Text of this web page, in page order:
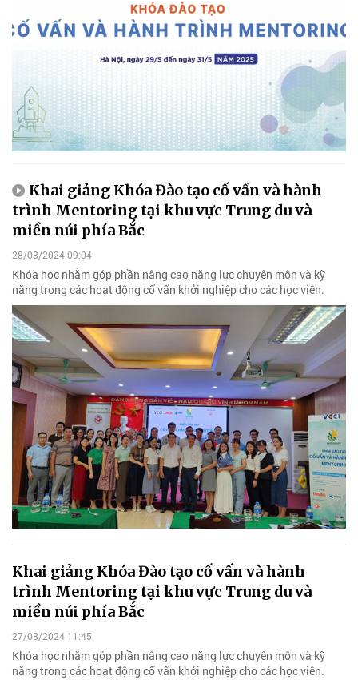
Khai giảng Khóa Đào tạo cố vấn và hành
trình Mentoring tại khu vực Trung du và
miền núi phía Bắc
28/08/2024 09:04
Khóa học nhằm góp phần nâng cao năng lực chuyên môn và kỹ
năng trong các hoạt động cố vấn khởi nghiệp cho các học viên.
Khai giảng Khóa Đào tạo cố vấn và hành
trình Mentoring tại khu vực Trung du và
miền núi phía Bắc
27/08/2024 11:45
Khóa học nhằm góp phần nâng cao năng lực chuyên môn và kỹ
năng trong các hoạt động cố vấn khởi nghiệp cho các học viên.